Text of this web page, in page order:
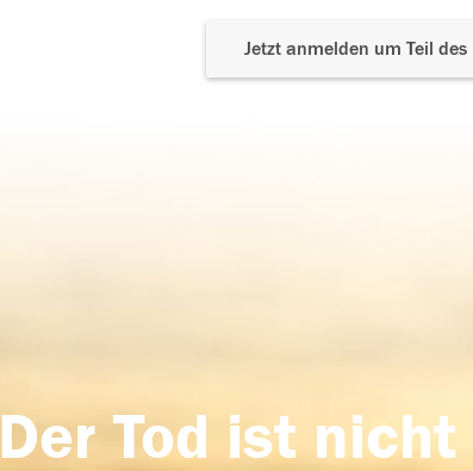
Jetzt anmelden um Teil
Der Tod ist